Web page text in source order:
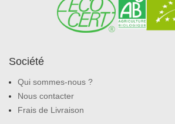
Société
Qui sommes-nous ?
Nous contacter
Frais de Livraison